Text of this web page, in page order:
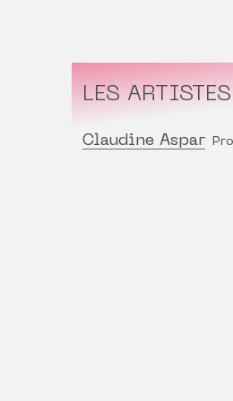
LES ARTISTES
Claudine Aspar